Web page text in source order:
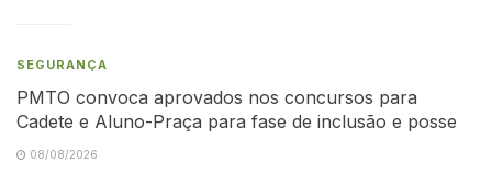
SEGURANÇA
PMTO convoca aprovados nos concursos para
Cadete e Aluno-Praça para fase de inclusão e posse
08/08/2026